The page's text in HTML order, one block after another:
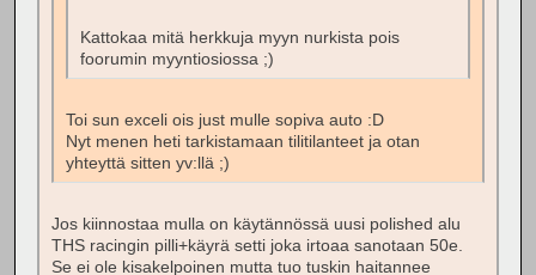
Kattokaa mitä herkkuja myyn nurkista pois
foorumin myyntiosiossa ;)
Toi sun exceli ois just mulle sopiva auto :D
Nyt menen heti tarkistamaan tilitilanteet ja otan
yhteyttä sitten yv:llä ;)
Jos kiinnostaa mulla on käytännössä uusi polished alu
THS racingin pilli+käyrä setti joka irtoaa sanotaan 50e.
Se ei ole kisakelpoinen mutta tuo tuskin haitannee